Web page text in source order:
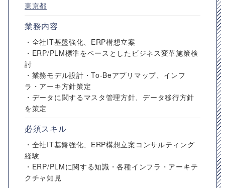
東京都
業務内容
・全社IT基盤強化、ERP構想立案
・ERP/PLM標準をベースとしたビジネス変革施策検
討
・業務モデル設計・To-Beアプリマップ、インフ
ラ・アーキ方針策定
・データに関するマスタ管理方針、データ移行方針
を策定
必須スキル
・全社IT基盤強化、ERP構想立案コンサルティング
経験
・ERP/PLMに関する知識・各種インフラ・アーキテ
クチャ知見